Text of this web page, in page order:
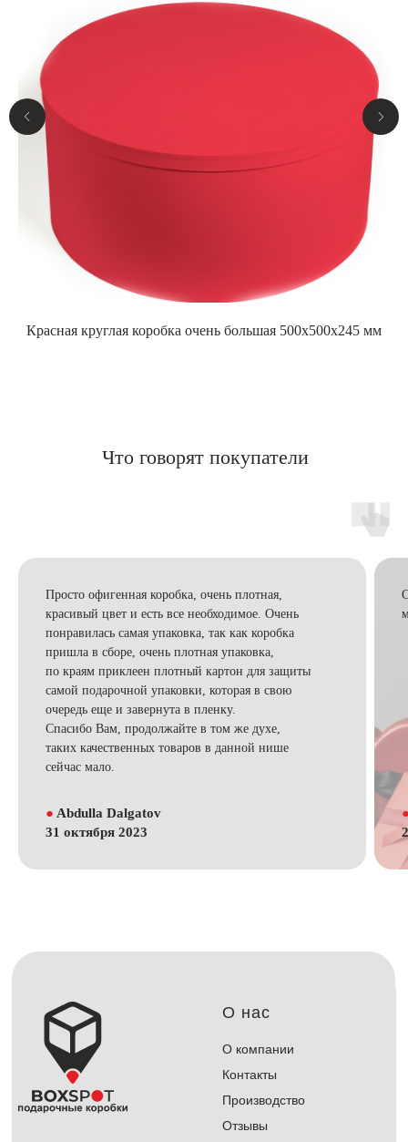
Красная круглая коробка очень большая 500x500x245 мм
Что говорят покупатели
Просто офигенная коробка, очень плотная,
красивый цвет и есть все необходимое. Очень
понравилась самая упаковка, так как коробка
пришла в сборе, очень плотная упаковка,
по краям приклеен плотный картон для защиты
самой подарочной упаковки, которая в свою
очередь еще и завернута в пленку.
Спасибо Вам, продолжайте в том же духе,
таких качественных товаров в данной нише
сейчас мало.
● Abdulla Dalgatov
31 октября 2023
О нас
О компании
Контакты
Производство
Отзывы